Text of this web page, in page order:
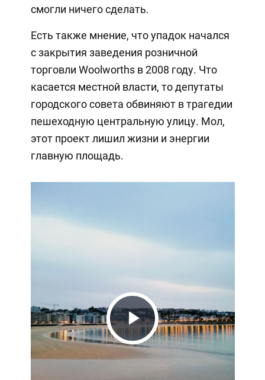
смогли ничего сделать.
Есть также мнение, что упадок начался
с закрытия заведения розничной
торговли Woolworths в 2008 году. Что
касается местной власти, то депутаты
городского совета обвиняют в трагедии
пешеходную центральную улицу. Мол,
этот проект лишил жизни и энергии
главную площадь.
Play